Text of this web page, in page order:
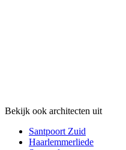
Bekijk ook architecten uit
Santpoort Zuid
Haarlemmerliede